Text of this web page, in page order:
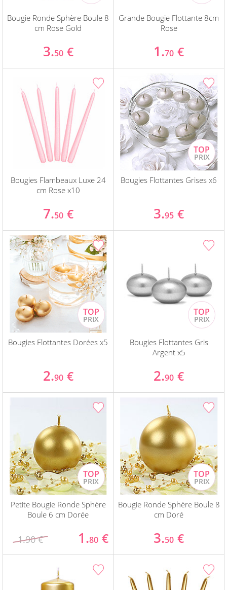
Bougie Ronde Sphère Boule 8
cm Rose Gold
3.50 €
Grande Bougie Flottante 8cm
Rose
1.70 €
Bougies Flambeaux Luxe 24
cm Rose x10
7.50 €
Bougies Flottantes Grises x6
3.95 €
Bougies Flottantes Dorées x5
2.90 €
Bougies Flottantes Gris
Argent x5
2.90 €
Petite Bougie Ronde Sphère
Boule 6 cm Dorée
1.90 € 1.80 €
Bougie Ronde Sphère Boule 8
cm Doré
3.50 €